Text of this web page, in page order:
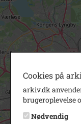
Cookies på
arkiv.dk
brugeroplevelse
Nødvendig